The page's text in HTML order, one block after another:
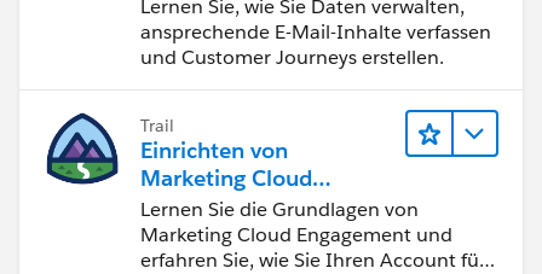
Lernen Sie, wie Sie Daten verwalten,
ansprechende E-Mail-Inhalte verfassen
und Customer Journeys erstellen.
Trail
Einrichten von
Marketing Cloud
Engagement
Lernen Sie die Grundlagen von
Marketing Cloud Engagement und
erfahren Sie, wie Sie Ihren Account für